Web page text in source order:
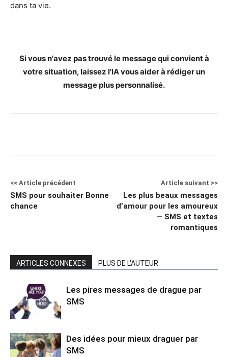
dans ta vie.
Si vous n'avez pas trouvé le message qui convient à
votre situation, laissez l'IA vous aider à rédiger un
message plus personnalisé.
<< Article précédent
SMS pour souhaiter Bonne
chance
Article suivant >>
Les plus beaux messages
d’amour pour les amoureux
— SMS et textes
romantiques
ARTICLES CONNEXES PLUS DE L'AUTEUR
Les pires messages de drague par
SMS
Des idées pour mieux draguer par
SMS